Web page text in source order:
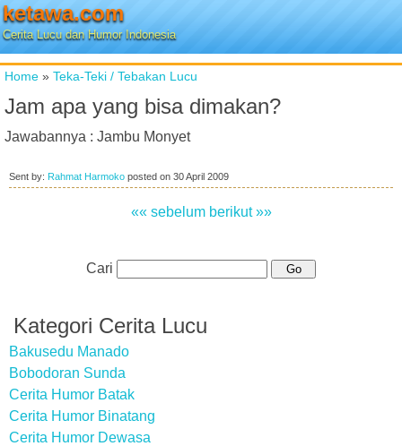
ketawa.com
Cerita Lucu dan Humor Indonesia
Home » Teka-Teki / Tebakan Lucu
Jam apa yang bisa dimakan?
Jawabannya : Jambu Monyet
Sent by: Rahmat Harmoko posted on 30 April 2009
«« sebelum berikut »»
Cari
Kategori Cerita Lucu
Bakusedu Manado
Bobodoran Sunda
Cerita Humor Batak
Cerita Humor Binatang
Cerita Humor Dewasa